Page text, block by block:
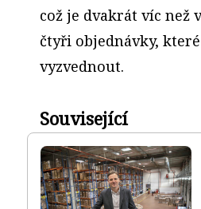
což je dvakrát víc
čtyři objednávky,
vyzvednout.
Související